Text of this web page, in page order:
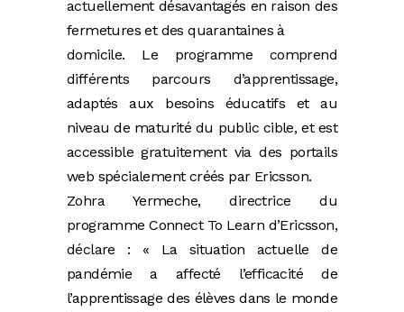
actuellement désavantagés en raison des
fermetures et des quarantaines à
domicile. Le programme comprend
différents parcours d’apprentissage,
adaptés aux besoins éducatifs et au
niveau de maturité du public cible, et est
accessible gratuitement via des portails
web spécialement créés par Ericsson.
Zohra Yermeche, directrice du
programme Connect To Learn d’Ericsson,
déclare : « La situation actuelle de
pandémie a affecté l’efficacité de
l’apprentissage des élèves dans le monde